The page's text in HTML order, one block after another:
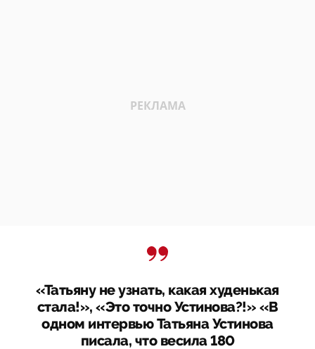
«Татьяну не узнать, какая худенькая
стала!», «Это точно Устинова?!» «В
одном интервью Татьяна Устинова
писала, что весила 180